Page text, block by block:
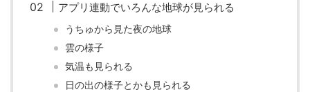
アプリ連動でいろんな地球が見られる
うちゅから見た夜の地球
雲の様子
気温も見られる
日の出の様子とかも見られる